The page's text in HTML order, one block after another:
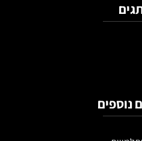
נוספים